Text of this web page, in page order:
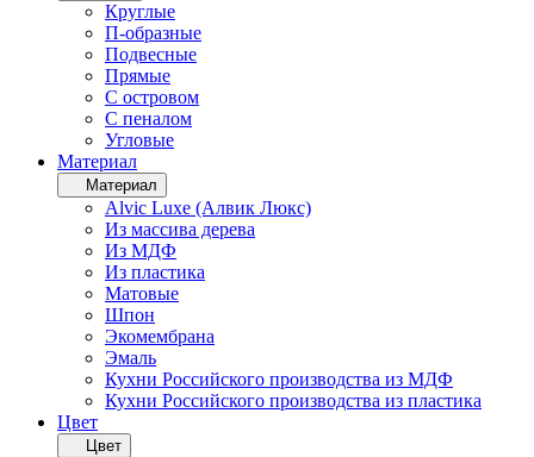
Круглые
П-образные
Подвесные
Прямые
С островом
С пеналом
Угловые
Материал
Материал
Alvic Luxe (Алвик Люкс)
Из массива дерева
Из МДФ
Из пластика
Матовые
Шпон
Экомембрана
Эмаль
Кухни Российского производства из МДФ
Кухни Российского производства из пластика
Цвет
Цвет